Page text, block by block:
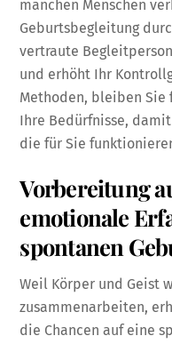
manchen Menschen
Geburtsbegleitung
vertraute
und erhöht Ihr
Methoden, bleiben
Ihre Bedürfnisse,
die für Sie
Vorbereitung
emotionale
spontanen
Weil Körper und Geist
zusammenarbeiten,
die Chancen auf eine